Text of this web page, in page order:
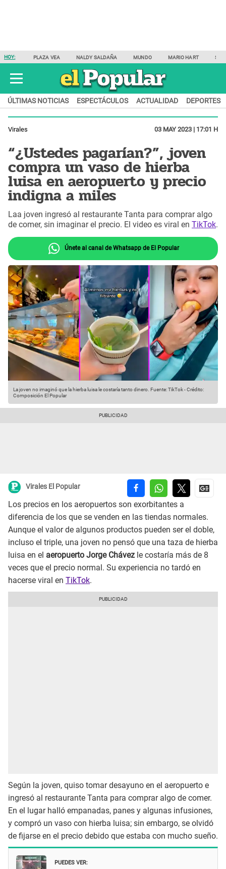
HOY: PLAZA VEA NALDY SALDAÑA MUNDO MARIO HART
ÚLTIMAS NOTICIAS ESPECTÁCULOS ACTUALIDAD DEPORTES
Virales 03 MAY 2023 | 17:01 H
“¿Ustedes pagarían?”, joven
compra un vaso de hierba
luisa en aeropuerto y precio
indigna a miles
Laa joven ingresó al restaurante Tanta para comprar algo
de comer, sin imaginar el precio. El video es viral en TikTok.
Únete al canal de Whatsapp de El Popular
La joven no imaginó que la hierba luisa le costaría tanto dinero. Fuente: TikTok-Crédito:
Composición El Popular
Virales El Popular
Los precios en los aeropuertos son exorbitantes a
diferencia de los que se venden en las tiendas normales.
Aunque el valor de algunos productos pueden ser el doble,
incluso el triple, una joven no pensó que una taza de hierba
luisa en el aeropuerto Jorge Chávez le costaría más de 8
veces que el precio normal. Su experiencia no tardó en
hacerse viral en TikTok.
Según la joven, quiso tomar desayuno en el aeropuerto e
ingresó al restaurante Tanta para comprar algo de comer.
En el lugar halló empanadas, panes y algunas infusiones,
y compró un vaso con hierba luisa; sin embargo, se olvidó
de fijarse en el precio debido que estaba con mucho sueño.
PUEDES VER: